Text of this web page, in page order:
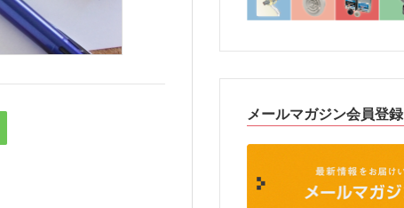
メールマガジン会員登録